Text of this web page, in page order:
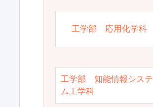
工学部 応用化学科
工学部 知能情報システ
ム工学科